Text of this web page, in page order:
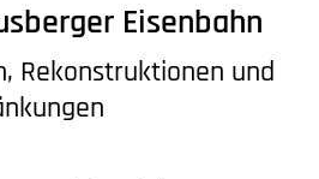
Eisenbahn
Rekonstruktionen und